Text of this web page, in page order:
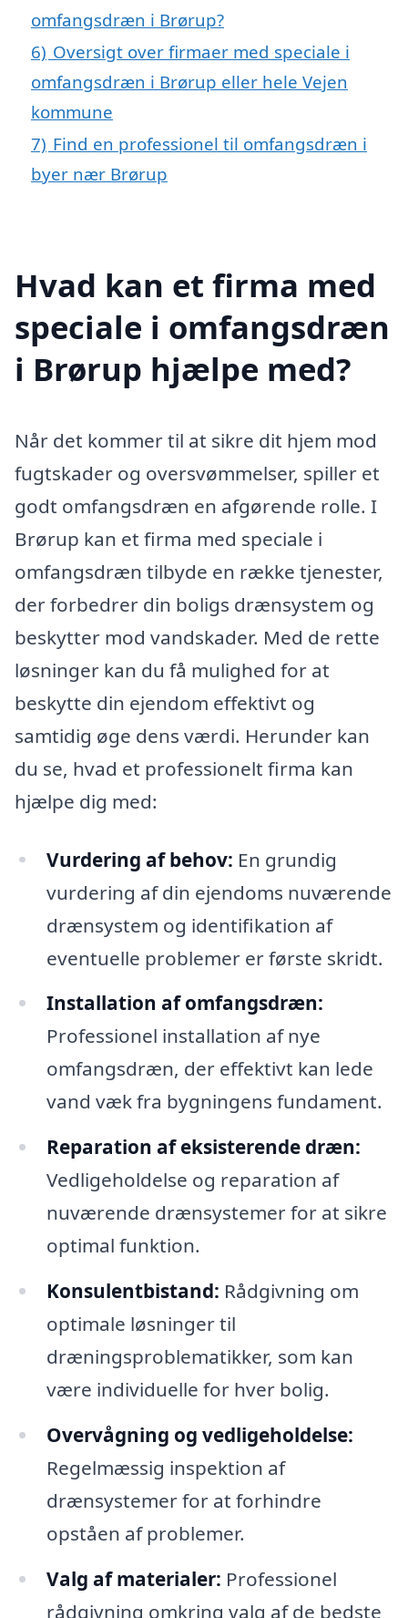
omfangsdræn i Brørup?
6) Oversigt over firmaer med speciale i
omfangsdræn i Brørup eller hele Vejen
kommune
7) Find en professionel til omfangsdræn i
byer nær Brørup
Hvad kan et firma med
speciale i omfangsdræn
i Brørup hjælpe med?
Når det kommer til at sikre dit hjem mod
fugtskader og oversvømmelser, spiller et
godt omfangsdræn en afgørende rolle. I
Brørup kan et firma med speciale i
omfangsdræn tilbyde en række tjenester,
der forbedrer din boligs drænsystem og
beskytter mod vandskader. Med de rette
løsninger kan du få mulighed for at
beskytte din ejendom effektivt og
samtidig øge dens værdi. Herunder kan
du se, hvad et professionelt firma kan
hjælpe dig med:
Vurdering af behov: En grundig
vurdering af din ejendoms nuværende
drænsystem og identifikation af
eventuelle problemer er første skridt.
Installation af omfangsdræn:
Professionel installation af nye
omfangsdræn, der effektivt kan lede
vand væk fra bygningens fundament.
Reparation af eksisterende dræn:
Vedligeholdelse og reparation af
nuværende drænsystemer for at sikre
optimal funktion.
Konsulentbistand: Rådgivning om
optimale løsninger til
dræningsproblematikker, som kan
være individuelle for hver bolig.
Overvågning og vedligeholdelse:
Regelmæssig inspektion af
drænsystemer for at forhindre
opståen af problemer.
Valg af materialer: Professionel
rådgivning omkring valg af de bedste